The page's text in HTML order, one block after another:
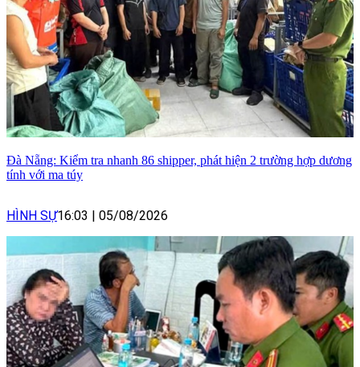
Đà Nẵng: Kiểm tra nhanh 86 shipper, phát hiện 2 trường hợp dương
tính với ma túy
HÌNH SỰ16:03 | 05/08/2026